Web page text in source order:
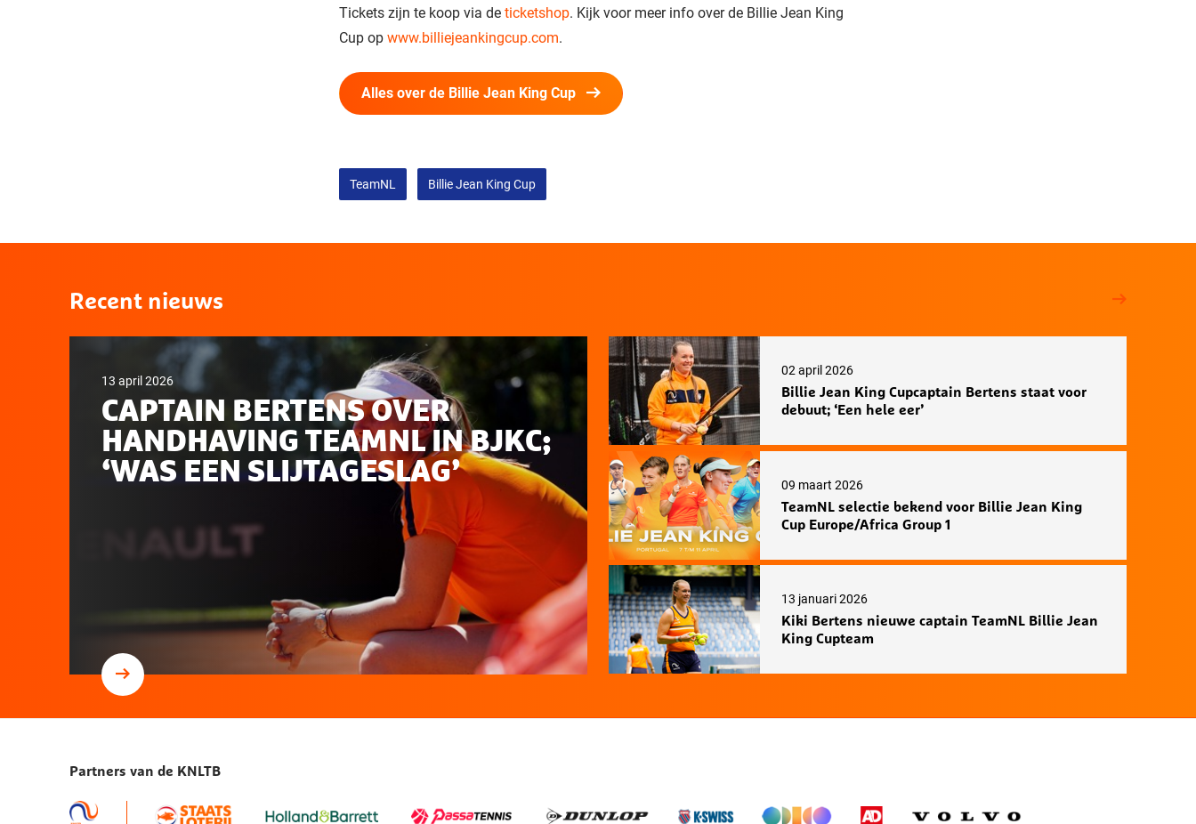
Tickets zijn te koop via de ticketshop. Kijk voor meer info over de Billie Jean King
Cup op www.billiejeankingcup.com.
Alles over de Billie Jean King Cup
TeamNL Billie Jean King Cup
Recent nieuws
13 april 2026
CAPTAIN BERTENS OVER
HANDHAVING TEAMNL IN BJKC;
‘WAS EEN SLIJTAGESLAG’
Lees
over
TeamNL
02 april 2026
Billie Jean King Cupcaptain Bertens staat voor
debuut; ‘Een hele eer’
09 maart 2026
TeamNL selectie bekend voor Billie Jean King
Cup Europe/Africa Group 1
13 januari 2026
Kiki Bertens nieuwe captain TeamNL Billie Jean
King Cupteam
Partners van de KNLTB